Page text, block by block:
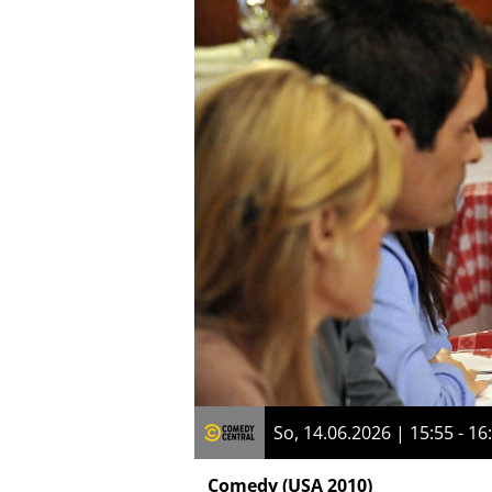
So, 14.06.2026 | 15:55 -
Comedy(USA 2010)